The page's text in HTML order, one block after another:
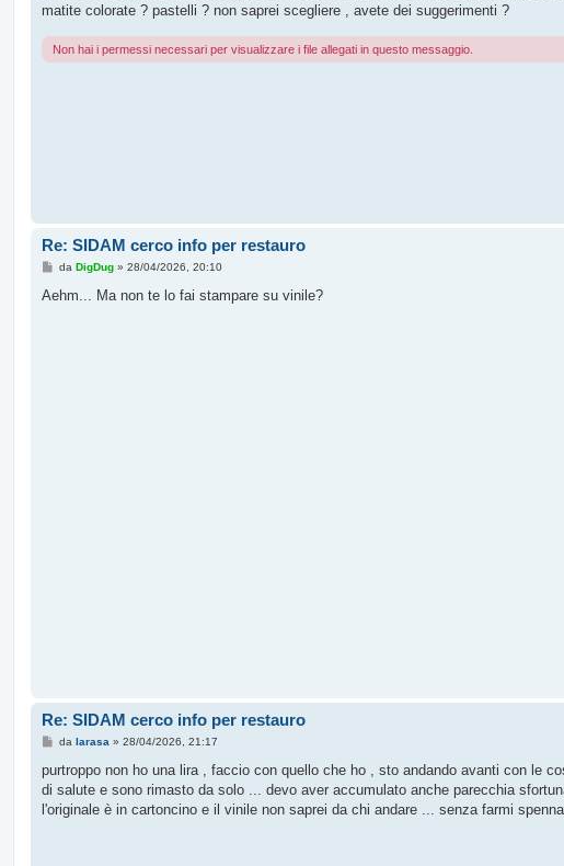
a
g
i
o
matite colorate ? pastelli ? non saprei scegliere , avete dei suggerimenti ?
Non hai i permessi necessari per visualizzare i file allegati in questo messaggio.
Re: SIDAM cerco info per restauro
M
s
da DigDug» 28/04/2026, 20:10
Aehm... Ma non te lo fai stampare su vinile?
Re: SIDAM cerco info per restauro
M
s
a
g
da larasa » 28/04/2026, 21:17
purtroppo non ho una lira , faccio con quello che ho , sto andando avanti con le
di salute e sono rimasto da solo ... devo aver accumulato anche parecchia
l'originale è in cartoncino e il vinile non saprei da chi andare ... senza farmi